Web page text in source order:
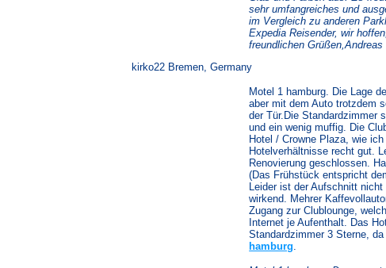
sehr umfangreiches und
im Vergleich zu anderen
Expedia Reisender, wir
freundlichen
kirko22 Bremen, Germany
Motel 1 hamburg. Die Lage
aber mit dem Auto trotzdem
der Tür.Die Standardzimmer
und ein wenig muffig. Die
Hotel / Crowne Plaza, wie
Hotelverhältnisse recht gut.
Renovierung geschlossen.
(Das Frühstück entspricht
Leider ist der Aufschnitt
wirkend. Mehrer
Zugang zur Clublounge,
Internet je Aufenthalt. Das
Standardzimmer 3 Sterne,
hamburg